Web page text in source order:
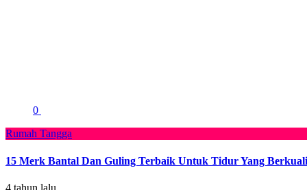
0
Rumah Tangga
15 Merk Bantal Dan Guling Terbaik Untuk Tidur Yang
4 tahun lalu